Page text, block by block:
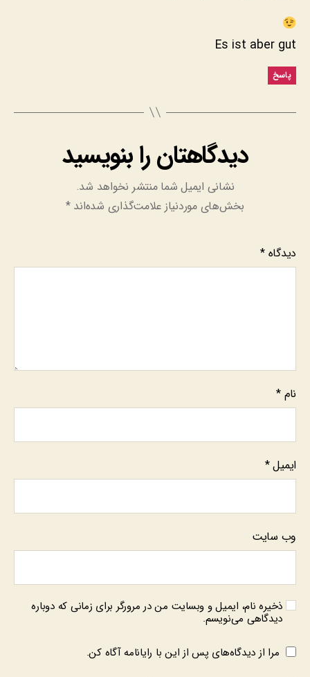
Es ist aber gut
پاسخ
دیدگاهتان را بنویسید
نشانی ایمیل شما منتشر نخواهد شد.
بخش‌های موردنیاز علامت‌گذاری شده‌اند*
دیدگاه*
نام *
ایمیل*
وب‌ سایت
ذخیره نام، ایمیل و وبسایت من در مرورگر برای زمانی که دوباره
دیدگاهی می‌نویسم.
مرا از دیدگاه‌های پس از این با رایانامه آگاه کن.